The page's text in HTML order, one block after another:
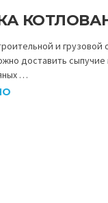
и грузовой
доставить сыпучие
…